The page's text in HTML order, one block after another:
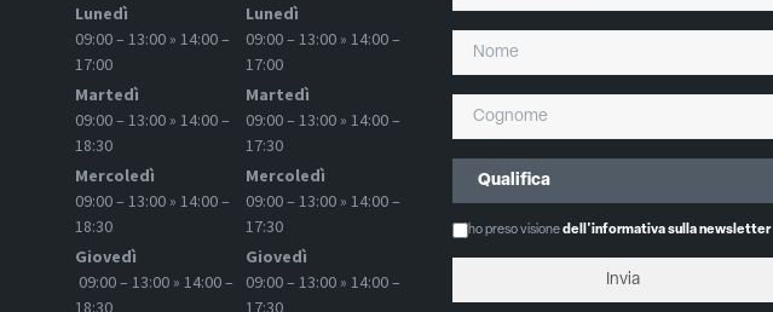
Lunedì
09:00 – 13:00 » 14:00 –
17:00
Martedì
09:00 – 13:00 » 14:00 –
18:30
Mercoledì
09:00 – 13:00 » 14:00 –
18:30
Giovedì
09:00 – 13:00 » 14:00 –
18:30
Lunedì
09:00 – 13:00 » 14:00 –
17:00
Martedì
09:00 – 13:00 » 14:00 –
17:30
Mercoledì
09:00 – 13:00 » 14:00 –
17:30
Giovedì
09:00 – 13:00 » 14:00 –
17:30
ho preso visionedell'informativa sulla newsletter